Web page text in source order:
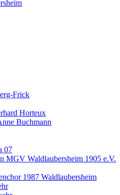
Frick
Horteux
Buchmann
07
MGV Waldlaubersheim 1905 e.V.
1987 Waldlaubersheim